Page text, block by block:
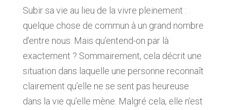
Subir sa vie au lieu de la vivre pleinement :
quelque chose de commun à un grand nombre
d’entre nous. Mais qu’entend-on par là
exactement ? Sommairement, cela décrit une
situation dans laquelle une personne reconnaît
clairement qu’elle ne se sent pas heureuse
dans la vie qu’elle mène. Malgré cela, elle n’est